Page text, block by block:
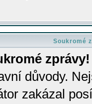
Soukromé
zprávy!
důvody.
zakázal